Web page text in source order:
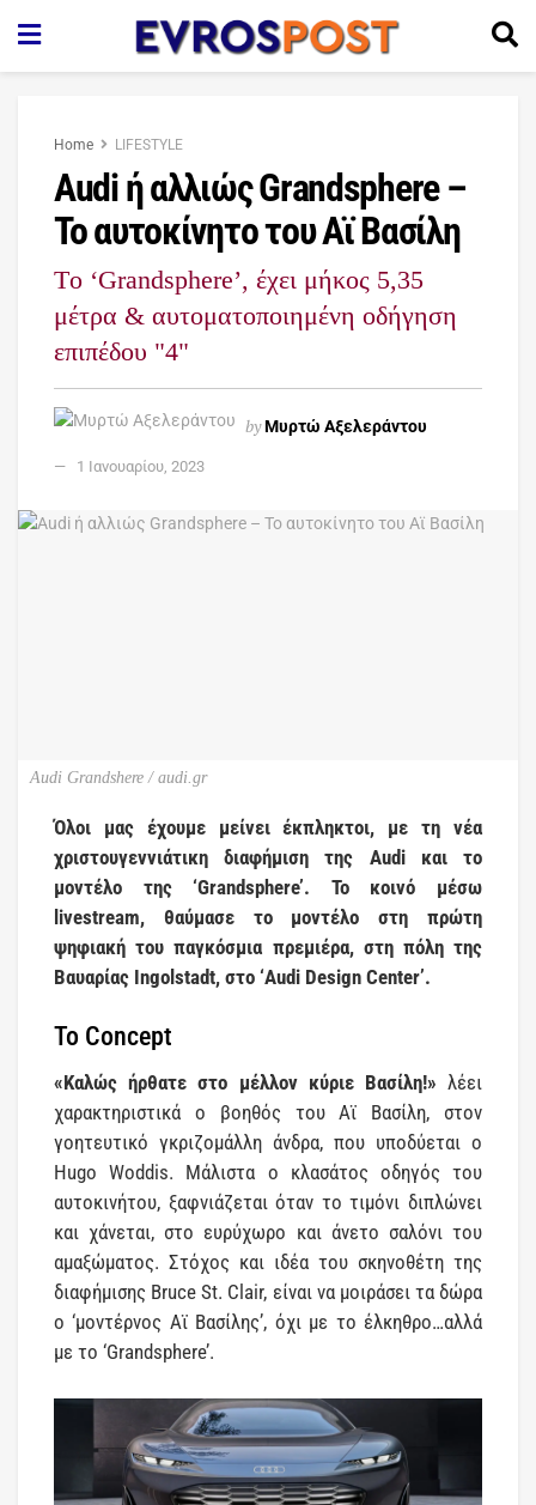
Home LIFESTYLE
Audi ή αλλιώς Grandsphere –
Το αυτοκίνητο του Αϊ Βασίλη
Tο ‘Grandsphere’, έχει μήκος 5,35
μέτρα & αυτοματοποιημένη οδήγηση
επιπέδου "4"
byΜυρτώ Αξελεράντου
1 Ιανουαρίου, 2023
Audi Grandshere / audi.gr
Όλοι μας έχουμε μείνει έκπληκτοι, με τη νέα
χριστουγεννιάτικη διαφήμιση της Audi και το
μοντέλο της ‘Grandsphere’. Το κοινό μέσω
livestream, θαύμασε το μοντέλο στη πρώτη
ψηφιακή του παγκόσμια πρεμιέρα, στη πόλη της
Βαυαρίας Ingolstadt, στο ‘Audi Design Center’.
Το Concept
«Καλώς ήρθατε στο μέλλον κύριε Βασίλη!» λέει
χαρακτηριστικά ο βοηθός του Αϊ Βασίλη, στον
γοητευτικό γκριζομάλλη άνδρα, που υποδύεται ο
Hugo Woddis. Μάλιστα ο κλασάτος οδηγός του
αυτοκινήτου, ξαφνιάζεται όταν το τιμόνι διπλώνει
και χάνεται, στο ευρύχωρο και άνετο σαλόνι του
αμαξώματος. Στόχος και ιδέα του σκηνοθέτη της
διαφήμισης Bruce St. Clair, είναι να μοιράσει τα δώρα
ο ‘μοντέρνος Αϊ Βασίλης’, όχι με το έλκηθρο…αλλά
με το ‘Grandsphere’.